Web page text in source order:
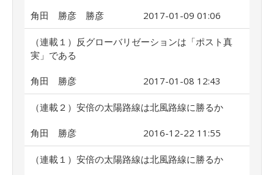
角田 勝彦 勝彦 2017-01-09 01:06
（連載１）反グローバリゼーションは「ポスト真
実」である
角田 勝彦 2017-01-08 12:43
（連載２）安倍の太陽路線は北風路線に勝るか
角田 勝彦 2016-12-22 11:55
（連載１）安倍の太陽路線は北風路線に勝るか